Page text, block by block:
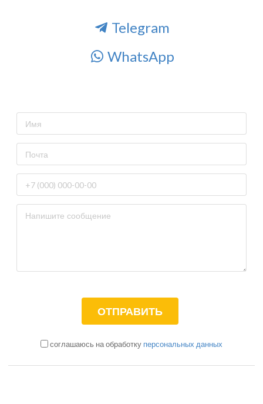
Telegram
WhatsApp
соглашаюсь на обработку персональных данных